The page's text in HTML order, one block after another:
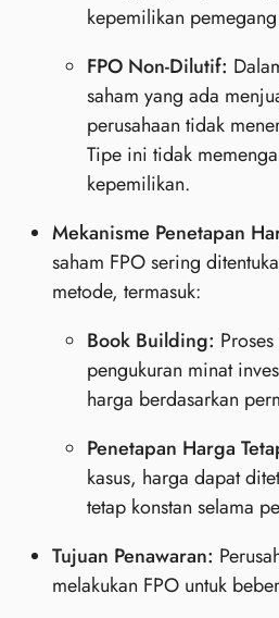
kepemilikan
FPO Non-Dilutif:
saham yang ada
perusahaan tidak
Tipe ini tidak
kepemilikan.
Mekanisme Penetapan
saham FPO sering
metode, termasuk:
Book Building:
pengukuran minat
harga berdasarkan
Penetapan Harga
kasus, harga dapat
tetap konstan selama
Tujuan Penawaran:
melakukan FPO untuk